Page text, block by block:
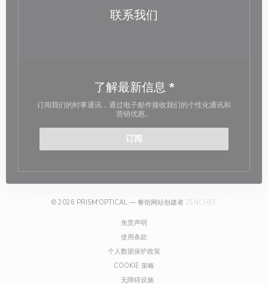
联系我们
了解最新信息 *
订阅我们的时事通讯，通过电子邮件接收我们的个性化通讯和
营销优惠。
订阅
© 2026 PRISM'OPTICAL — 餐馆网站创建者 ZENCHEF
免责声明
使用条款
个人数据保护政策
COOKIE 策略((在新窗口中打开))
无障碍设施((在新窗口中打开))